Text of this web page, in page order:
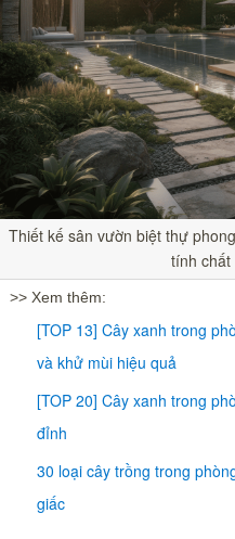
Thiết kế sân vườn biệt thự
tính
>> Xem thêm:
[TOP 13] Cây xanh trong
và khử mùi hiệu quả
[TOP 20] Cây xanh trong
đỉnh
30 loại cây trồng trong
giấc